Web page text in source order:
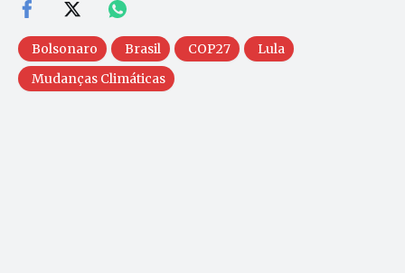
Bolsonaro Brasil COP27
Lula
Mudanças Climáticas